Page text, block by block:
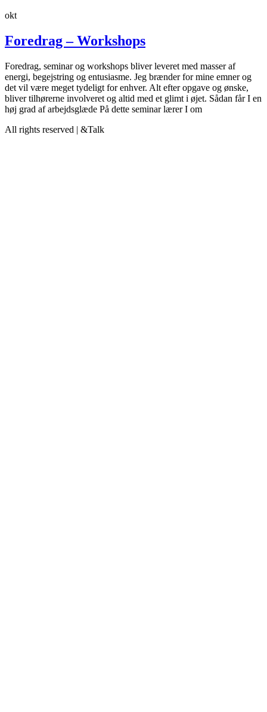
okt
Foredrag – Workshops
Foredrag, seminar og workshops bliver leveret med masser af
energi, begejstring og entusiasme. Jeg brænder for mine emner og
det vil være meget tydeligt for enhver. Alt efter opgave og ønske,
bliver tilhørerne involveret og altid med et glimt i øjet. Sådan får I en
høj grad af arbejdsglæde På dette seminar lærer I om
All rights reserved | &Talk